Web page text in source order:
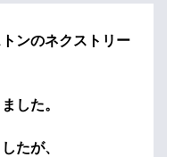
ンのネクストリー
した。
たが、